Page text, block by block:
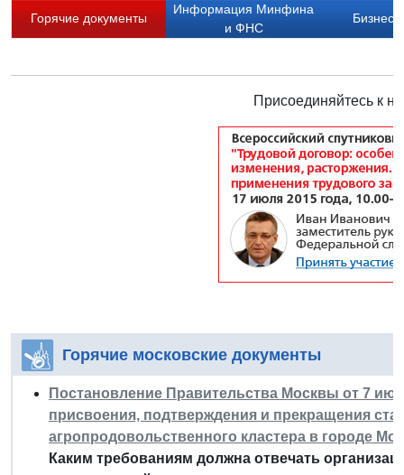
Горячие документы
Информация Минфина
и ФНС
Бизнес-
Присоединяйтесь к
Горячие московские документы
Постановление Правительства Москвы от 7
присвоения, подтверждения и прекращения
агропродовольственного кластера в городе
Каким требованиям должна отвечать